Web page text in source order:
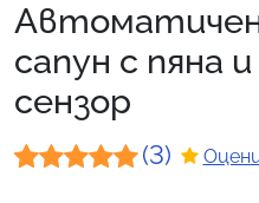
Автоматичен
сапун с пяна
сензор
(3)